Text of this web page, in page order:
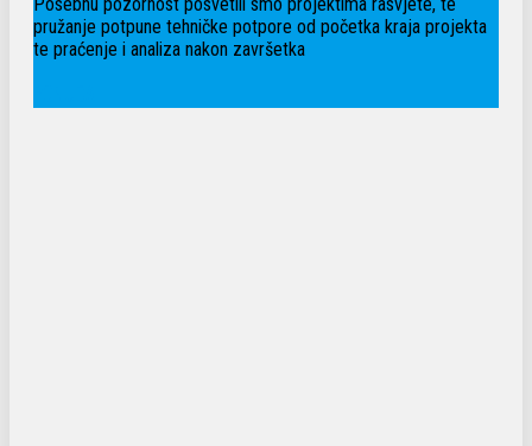
pružanje potpune tehničke potpore od početka kraja projekta
te praćenje i analiza nakon završetka